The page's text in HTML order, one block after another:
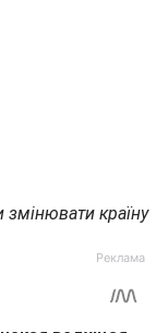
змінювати країну